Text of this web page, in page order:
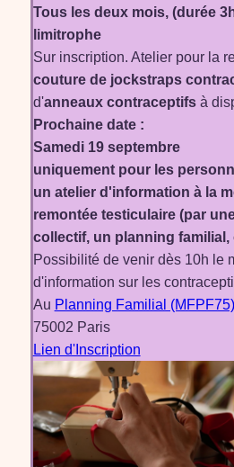
Tous les deux mois, (durée
limitrophe
Sur inscription. Atelier pour la
couture de jockstraps
d'anneaux contraceptifsà
Prochaine date :
Samedi 19 septembre
uniquement pour les
un atelier d'information à la
remontée testiculaire (par
collectif, un planning familial,
Possibilité de venir dès 10h le
d'information sur les
Au Planning Familial (MFPF75)
75002 Paris
Lien d'Inscription